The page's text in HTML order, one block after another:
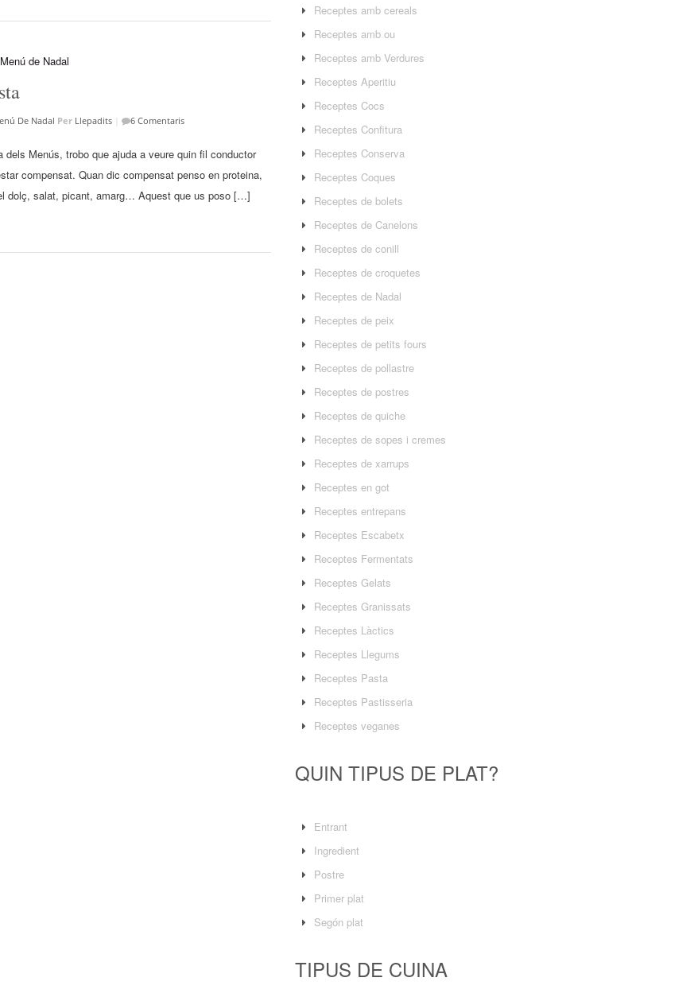
De Nadal Per Llepadits 6 Comentaris
Menús, trobo que ajuda a veure quin fil conductor
compensat. Quan dic compensat penso en proteina,
dolç, salat, picant, amarg… Aquest que us poso […]
Receptes amb cereals
Receptes amb ou
Receptes amb Verdures
Receptes Aperitiu
Receptes Cocs
Receptes Confitura
Receptes Conserva
Receptes Coques
Receptes de bolets
Receptes de Canelons
Receptes de conill
Receptes de croquetes
Receptes de Nadal
Receptes de peix
Receptes de petits fours
Receptes de pollastre
Receptes de postres
Receptes de quiche
Receptes de sopes i cremes
Receptes de xarrups
Receptes en got
Receptes entrepans
Receptes Escabetx
Receptes Fermentats
Receptes Gelats
Receptes Granissats
Receptes Làctics
Receptes Llegums
Receptes Pasta
Receptes Pastisseria
Receptes veganes
QUIN TIPUS DE PLAT?
Entrant
Ingredient
Postre
Primer plat
Segón plat
TIPUS DE CUINA